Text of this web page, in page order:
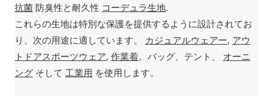
抗菌 防臭性と耐久性 コーデュラ生地.
これらの生地は特別な保護を提供するように設計されてお
り、次の用途に適しています。 カジュアルウェアー, アウ
トドアスポーツウェア, 作業着。バッグ、テント、 オーニ
ング そして 工業用 を使用します。